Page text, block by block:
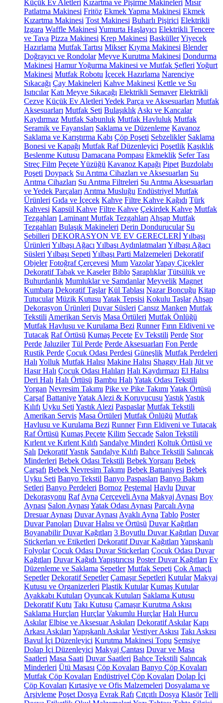
Küçük Ev Aletleri Kızartma ve Pişirme Makineleri Mısır
Patlatma Makinesi Fritöz Ekmek Yapma Makinesi Ekmek
Kızartma Makinesi Tost Makinesi Buharlı Pişirici Elektrikli
Izgara Waffle Makinesi Yumurta Haşlayıcı Elektrikli Tencere
ve Tava Pizza Makinesi Krep Makinesi BasküllerYiyecek
Hazırlama Mutfak Tartısı Mikser Kıyma Makinesi Blender
Doğrayıcı ve Rondolar Meyve Kurutma Makinesi Dondurma
Makinesi Hamur Yoğurma Makinesi ve Mutfak Şefleri Yoğurt
Makinesi Mutfak Robotu İçecek Hazırlama Narenciye
Sıkacağı Çay Makineleri Kahve Makinesi Kettle ve Su
Isıtıcılar Katı Meyve Sıkacağı Elektrikli Semaver Elektrikli
Cezve Küçük Ev Aletleri Yedek Parça ve Aksesuarları Mutfak
Aksesuarları Mutfak Seti Bulaşıklık Askı ve Kancalar
Kaydırmaz Mutfak Sabunluk Mutfak Havluluk Mutfak
Seramik ve Fayansları Saklama ve Düzenleme Kavanoz
Saklama ve Karıştırma Kabı Çöp Poşeti Sebzelikler Saklama
Bonesi ve Kapağı Mutfak Raf Düzenleyici Poşetlik Kaşıklık
Beslenme Kutusu Damacana Pompası Ekmeklik Sefer Tası
Streç Film Peçete Yüzüğü Kavanoz Kapağı Pipet Buzdolabı
Poşeti Doypack Su Arıtma Cihazları ve Aksesuarları Su
Arıtma Cihazları Su Arıtma Filtreleri Su Arıtma Aksesuarları
ve Yedek Parçaları Arıtma Musluğu Endüstriyel Mutfak
Ürünleri Gıda ve İçecek Kahve Filtre Kahve Kağıdı Türk
Kahvesi Kapsül Kahve Filtre Kahve Çekirdek Kahve Mutfak
Tezgahları Laminant Mutfak Tezgahları Ahşap Mutfak
Tezgahları Bulaşık Makineleri Derin Dondurucular Su
Sebilleri DEKORASYON VE EV GEREÇLERİYılbaşı
Ürünleri Yılbaşı Ağacı Yılbaşı Aydınlatmaları Yılbaşı Ağacı
Süsleri Yılbaşı Sepeti Yılbaşı Parti Malzemeleri Dekoratif
Objeler Fotoğraf Çerçevesi Mum VazolarYapay Çiçekler
Dekoratif Tabak ve Kaseler Biblo Şaraplıklar Tütsülük ve
Buhurdanlık Mumluklar ve Şamdanlar Meyvelik Magnet
Kumbara Dekoratif Taşlar Kül Tablası Nazar Boncuğu Kitap
Tutucular Müzik Kutusu Yatak Tepsisi Kokulu Taşlar Ahşap
Dekorasyon Ürünleri Duvar Süsleri Cansız Manken Mutfak
Tekstili Amerikan Servis Masa Örtüleri Mutfak Önlüğü
Mutfak Havlusu ve Kurulama Bezi Runner Fırın Eldiveni ve
Tutacak Raf Örtüsü Kumaş Peçete Ev Tekstili Perde Stor
Perde Jaluziler Tül Perde Perde Aksesuarları Fon Perde
Rustik Perde Çocuk Odası Perdesi Güneşlik Mutfak Perdeleri
Halı Yolluk Mutfak Halısı Makine Halısı Shaggy Halı Jüt ve
Hasır Halı Çocuk Odası Halıları Halı Kaydırmazı El Halısı
Deri Halı Halı Örtüsü Bambu Halı Yatak Odası Tekstili
Yorgan Nevresim Takımı Pike ve Pike Takımı Yatak Örtüsü
Çarşaf BattaniyeYatak Alezi & Koruyucusu YastıkYastık
Kılıfı Uyku Seti Yastık Alezi Paspaslar Mutfak Tekstili
Amerikan Servis Masa Örtüleri Mutfak Önlüğü Mutfak
Havlusu ve Kurulama Bezi Runner Fırın Eldiveni ve Tutacak
Raf Örtüsü Kumaş Peçete Kilim Seccade Salon Tekstili
Kırlent ve Kırlent Kılıfı Sandalye Minderi Koltuk Örtüsü ve
Şalı Dekoratif Yastık Sandalye Kılıfı Bahçe Tekstili Salıncak
Minderleri Bebek Odası Tekstili Bebek Yorganı Bebek
Çarşafı Bebek Nevresim Takımı Bebek Battaniyesi Bebek
Uyku Seti Banyo Tekstil Banyo Paspasları Banyo Bakım
Setleri Banyo Perdeleri Bornoz Peştemal Havlu Duvar
Dekorasyonu Raf Ayna Çerçeveli Ayna Makyaj Aynası Boy
Aynası Salon Aynası Yatak Odası Aynası Parçalı Ayna
Dresuar Aynası Duvar Aynası Ayaklı Ayna Tablo Poster
Duvar Panoları Duvar Halısı ve Örtüsü Duvar Kağıtları
Boyanabilir Duvar Kağıtları 3 Boyutlu Duvar Kağıtları Duvar
Stickerları ve Etiketleri Dekoratif Duvar Kağıtları Yapışkanlı
Folyolar Çocuk Odası Duvar Stickerları Çocuk Odası Duvar
Kağıtları Duvar Kağıdı Yapıştırıcısı Poster Duvar Kağıtları Ev
Düzenleme ve Saklama Sepetler Mutfak Sepeti Çok Amaçlı
Sepetler Dekoratif Sepetler Çamaşır Sepetleri Kutular Makyaj
Kutusu ve Organizerleri Plastik Kutular Kumaş Kutular
Ayakkabı Kutuları Oyuncak Kutuları Saklama Kutusu
Dekoratif Kutu Takı Kutusu Çamaşır Kurutma Askısı
Saklama Hurçları Hurçlar Vakumlu Hurçlar Halı Hurcu
Askılar Elbise ve Aksesuar Askıları Dekoratif Askılar Kapı
Arkası Askıları Yapışkanlı Askılar Vestiyer Askısı Takı Askısı
Bavul İçi Düzenleyici Kurutma Makinesi Topu Şemsiye
Dolap İçi Düzenleyici Makyaj Çantası Duvar ve Masa
Saatleri Masa Saati Duvar Saatleri Bahçe Tekstili Salıncak
Minderleri Ütü Masası Çöp Kovaları Banyo Çöp Kovaları
Mutfak Çöp Kovaları Endüstriyel Çöp Kovaları Dolap İçi
Çöp Kovaları Kırtasiye ve Ofis Malzemeleri Dosyalama ve
Arşivleme Poşet Dosya Evrak Rafı Çıtçıtlı Dosya Klasör Telli